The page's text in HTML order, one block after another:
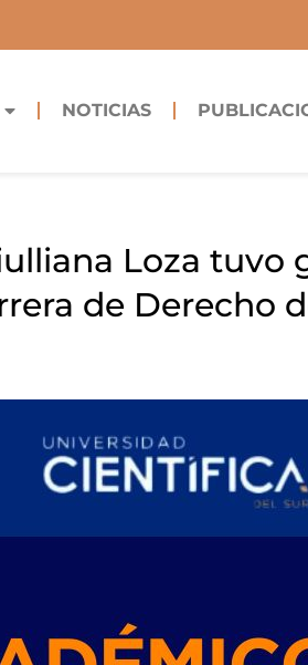
NOTICIAS
Loza tuvo
de Derecho